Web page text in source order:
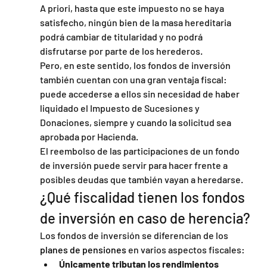
A priori, hasta que este impuesto no se haya
satisfecho, ningún bien de la masa hereditaria
podrá cambiar de titularidad y no podrá
disfrutarse por parte de los herederos.
Pero, en este sentido, los fondos de inversión
también cuentan con una gran ventaja fiscal:
puede accederse a ellos sin necesidad de haber
liquidado el Impuesto de Sucesiones y
Donaciones, siempre y cuando la solicitud sea
aprobada por Hacienda.
El reembolso de las participaciones de un fondo
de inversión puede servir para hacer frente a
posibles deudas que también vayan a heredarse.
¿Qué fiscalidad tienen los fondos
de inversión en caso de herencia?
Los fondos de inversión se diferencian de los
planes de pensiones en varios aspectos fiscales:
Únicamente tributan los rendimientos